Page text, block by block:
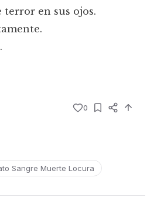
terror en sus ojos.
0
Sangre Muerte Locura